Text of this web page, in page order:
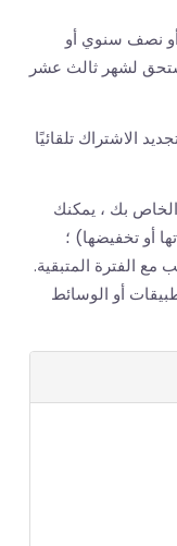
نصف سنوي أو
لشهر ثالث عشر
الاشتراك تلقائيًا
بك ، يمكنك
أو تخفيضها) ؛
الفترة المتبقية.
أو الوسائط